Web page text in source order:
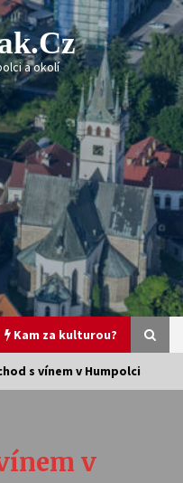
a okolí
Kam za kulturou?
s vínem v Humpolci
v